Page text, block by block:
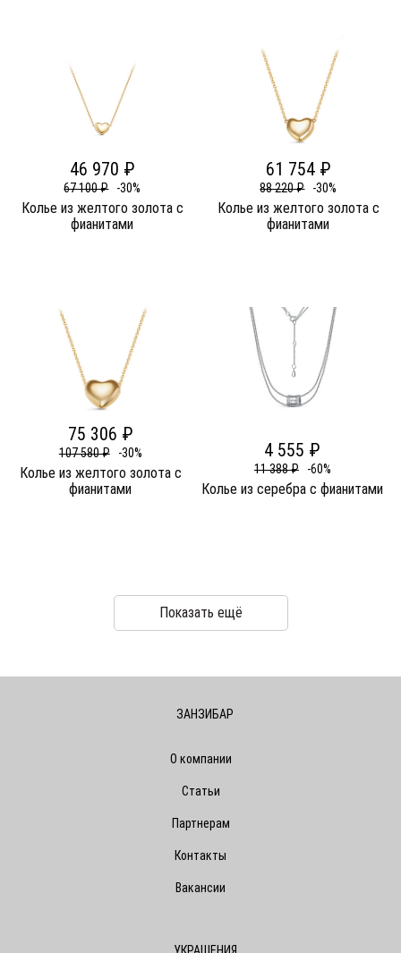
46 970 ₽
67 100 ₽ -30%
Колье из желтого золота c
фианитами
61 754 ₽
88 220 ₽ -30%
Колье из желтого золота c
фианитами
75 306 ₽
107 580 ₽ -30%
Колье из желтого золота c
фианитами
4 555 ₽
11 388 ₽ -60%
Колье из серебра c фианитами
Показать ещё
ЗАНЗИБАР
О компании
Статьи
Партнерам
Контакты
Вакансии
УКРАШЕНИЯ